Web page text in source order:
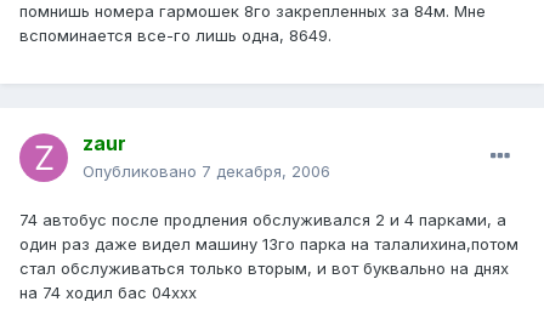
помнишь номера гармошек 8го закрепленных за 84м. Мне
вспоминается все-го лишь одна, 8649.
zaur
Опубликовано 7 декабря, 2006
74 автобус после продления обслуживался 2 и 4 парками, а
один раз даже видел машину 13го парка на талалихина,потом
стал обслуживаться только вторым, и вот буквально на днях
на 74 ходил бас 04ххх